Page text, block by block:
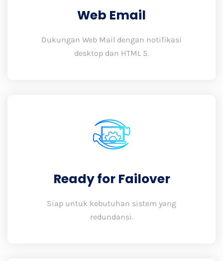
Web Email
Dukungan Web Mail dengan notifikasi
desktop dan HTML 5.
Ready for Failover
Siap untuk kebutuhan sistem yang
redundansi.